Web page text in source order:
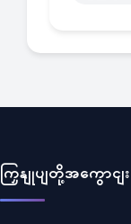
ကြှနျုပျတို့အကွောငျး